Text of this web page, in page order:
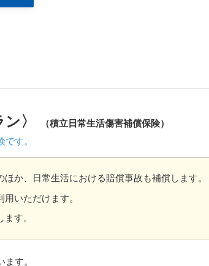
〉
（積立日常生活傷害補償保険）
す。
か、日常生活における賠償事故も補償します。
いただけます。
す。
す。